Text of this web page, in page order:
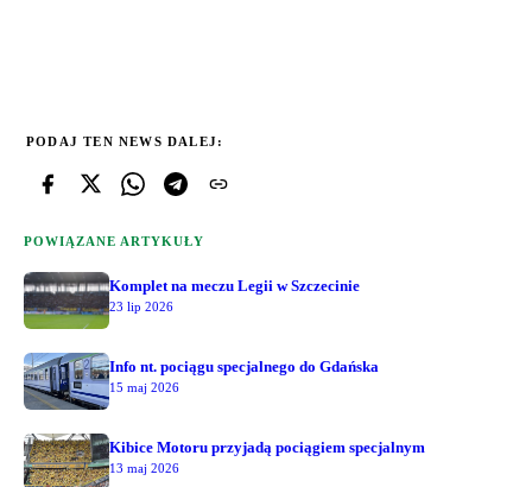
PODAJ TEN NEWS DALEJ:
POWIĄZANE ARTYKUŁY
Komplet na meczu Legii w Szczecinie
23 lip 2026
Info nt. pociągu specjalnego do Gdańska
15 maj 2026
Kibice Motoru przyjadą pociągiem specjalnym
13 maj 2026